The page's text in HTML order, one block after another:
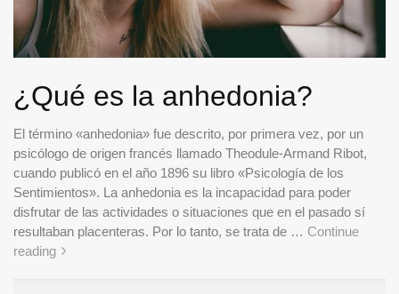
¿Qué es la anhedonia?
El término «anhedonia» fue descrito, por primera vez, por un
psicólogo de origen francés llamado Theodule-Armand Ribot,
cuando publicó en el año 1896 su libro «Psicología de los
Sentimientos». La anhedonia es la incapacidad para poder
disfrutar de las actividades o situaciones que en el pasado sí
resultaban placenteras. Por lo tanto, se trata de … Continue
reading